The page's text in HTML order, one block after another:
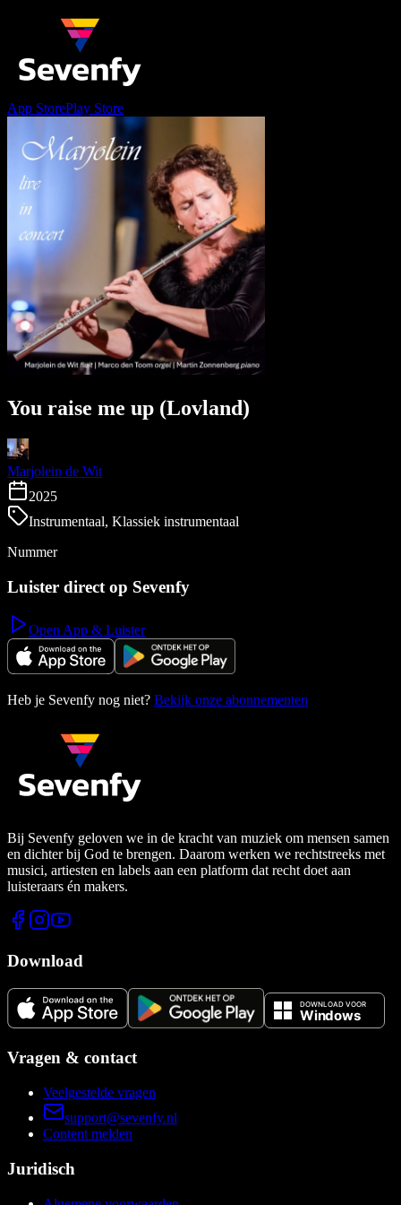
App StorePlay Store
You raise me up (Lovland)
Marjolein de Wit
2025
Instrumentaal, Klassiek instrumentaal
Nummer
Luister direct op Sevenfy
Open App & Luister
Heb je Sevenfy nog niet? Bekijk onze abonnementen
Bij Sevenfy geloven we in de kracht van muziek om mensen samen
en dichter bij God te brengen. Daarom werken we rechtstreeks met
musici, artiesten en labels aan een platform dat recht doet aan
luisteraars én makers.
Download
Vragen & contact
Veelgestelde vragen
support@sevenfy.nl
Content melden
Juridisch